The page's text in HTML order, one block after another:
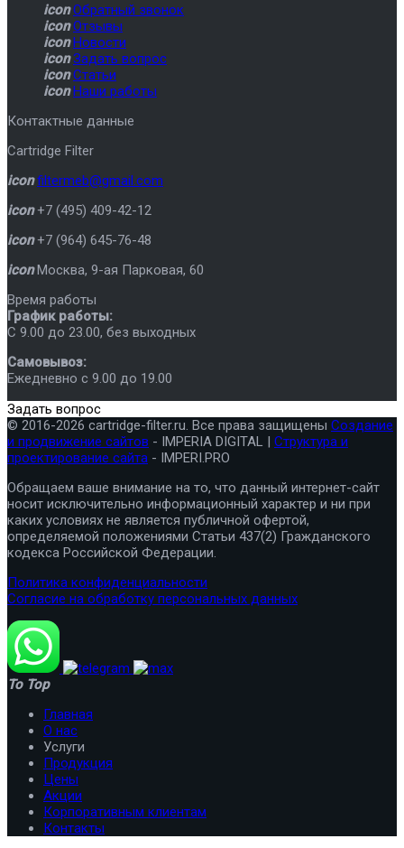
icon Обратный звонок
icon Отзывы
icon Новости
icon Задать вопрос
icon Статьи
icon Наши работы
Контактные данные
Cartridge Filter
icon filtermeb@gmail.com
icon +7 (495) 409-42-12
icon +7 (964) 645-76-48
icon Москва, 9-ая Парковая, 60
Время работы
График работы:
C 9.00 до 23.00, без выходных
Самовывоз:
Ежедневно с 9.00 до 19.00
Задать вопрос
© 2016-2026 cartridge-filter.ru. Все права защищены Создание
и продвижение сайтов - IMPERIA DIGITAL | Структура и
проектирование сайта - IMPERI.PRO
Обращаем ваше внимание на то, что данный интернет-сайт
носит исключительно информационный характер и ни при
каких условиях не является публичной офертой,
определяемой положениями Статьи 437(2) Гражданского
кодекса Российской Федерации.
Политика конфиденциальности
Согласие на обработку персональных данных
To Top
Главная
О нас
Услуги
Продукция
Цены
Акции
Корпоративным клиентам
Контакты